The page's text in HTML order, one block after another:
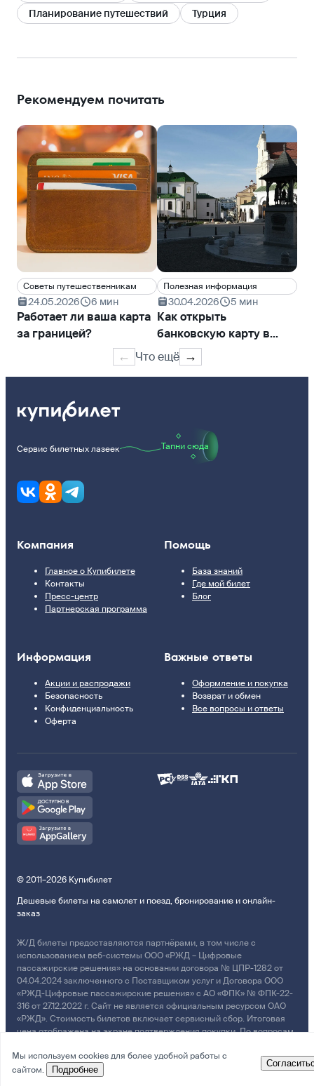
Планирование путешествий
Турция
Рекомендуем почитать
Cоветы путешественникам
24.05.2026 6 мин
Работает ли ваша карта
за границей?
Полезная информация
30.04.2026 5 мин
Как открыть
банковскую карту в
Беларуси
← Что ещё →
Сервис билетных лазеек Тапни сюда
Компания
Главное о Купибилете
Контакты
Пресс-центр
Партнерская программа
Помощь
База знаний
Где мой билет
Блог
Информация
Акции и распродажи
Безопасность
Конфиденциальность
Оферта
Важные ответы
Оформление и покупка
Возврат и обмен
Все вопросы и ответы
© 2011–2026 Купибилет
Дешевые билеты на самолет и поезд, бронирование и онлайн-
заказ
Ж/Д билеты предоставляются партнёрами, в том числе с
использованием веб-системы ООО «РЖД – Цифровые
пассажирские решения» на основании договора № ЦПР-1282 от
04.04.2024 заключенного с Поставщиком услуг и Договора ООО
«РЖД-Цифровые пассажирские решения» с АО «ФПК» № ФПК-22-
316 от 27.12.2022 г. Сайт не является официальным ресурсом ОАО
«РЖД». Стоимость билетов включает сервисный сбор. Итоговая
цена отображена на экране подтверждения покупки. По вопросам
возмещении убытков просим обращаться в Службу Заботы.
Мы используем cookies для более удобной работы с
сайтом.
Подробнее